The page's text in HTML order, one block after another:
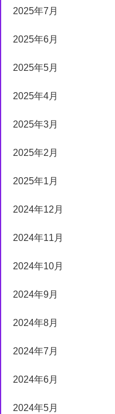
2025年7月
2025年6月
2025年5月
2025年4月
2025年3月
2025年2月
2025年1月
2024年12月
2024年11月
2024年10月
2024年9月
2024年8月
2024年7月
2024年6月
2024年5月